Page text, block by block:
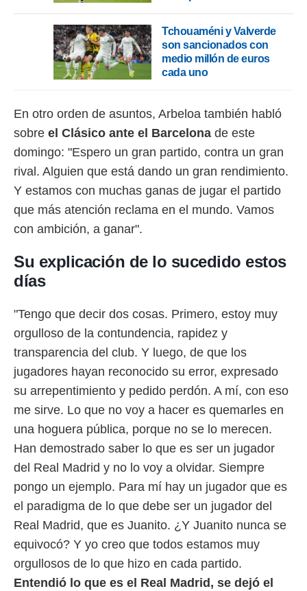
Tchouaméni y Valverde
son sancionados con
medio millón de euros
cada uno
En otro orden de asuntos, Arbeloa también habló
sobre el Clásico ante el Barcelona de este
domingo: "Espero un gran partido, contra un gran
rival. Alguien que está dando un gran rendimiento.
Y estamos con muchas ganas de jugar el partido
que más atención reclama en el mundo. Vamos
con ambición, a ganar".
Su explicación de lo sucedido estos
días
"Tengo que decir dos cosas. Primero, estoy muy
orgulloso de la contundencia, rapidez y
transparencia del club. Y luego, de que los
jugadores hayan reconocido su error, expresado
su arrepentimiento y pedido perdón. A mí, con eso
me sirve. Lo que no voy a hacer es quemarles en
una hoguera pública, porque no se lo merecen.
Han demostrado saber lo que es ser un jugador
del Real Madrid y no lo voy a olvidar. Siempre
pongo un ejemplo. Para mí hay un jugador que es
el paradigma de lo que debe ser un jugador del
Real Madrid, que es Juanito. ¿Y Juanito nunca se
equivocó? Y yo creo que todos estamos muy
orgullosos de lo que hizo en cada partido.
Entendió lo que es el Real Madrid, se dejó el